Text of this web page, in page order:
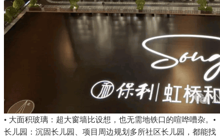
• 大面积玻璃：超大窗墙比设想，也无需地铁口的喧哗嘈杂。•
长儿园：沉固长儿园、项目周边规划多所社区长儿园，都能找